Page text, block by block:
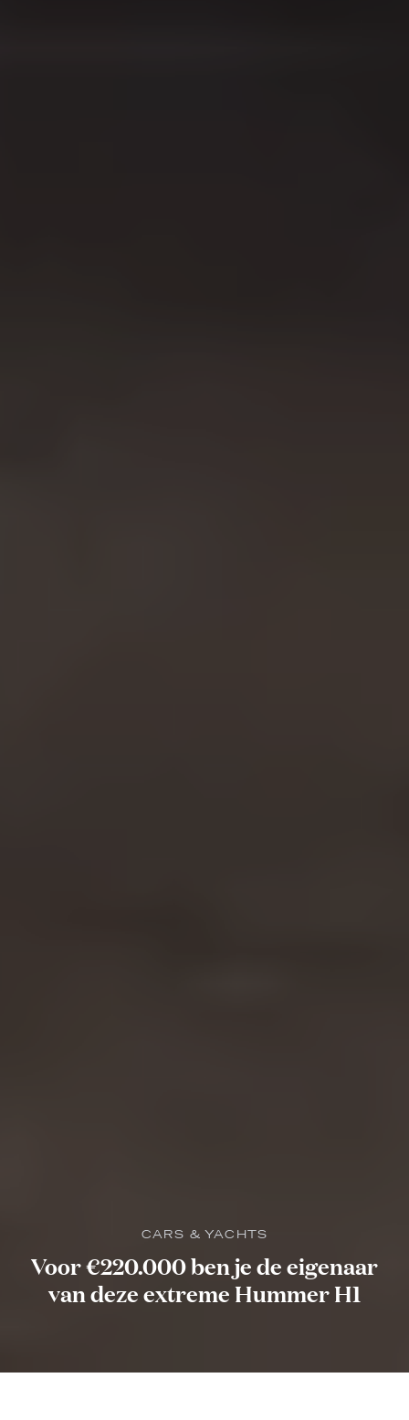
CARS & YACHTS
Voor €220.000 ben je de eigenaar
van deze extreme Hummer H1